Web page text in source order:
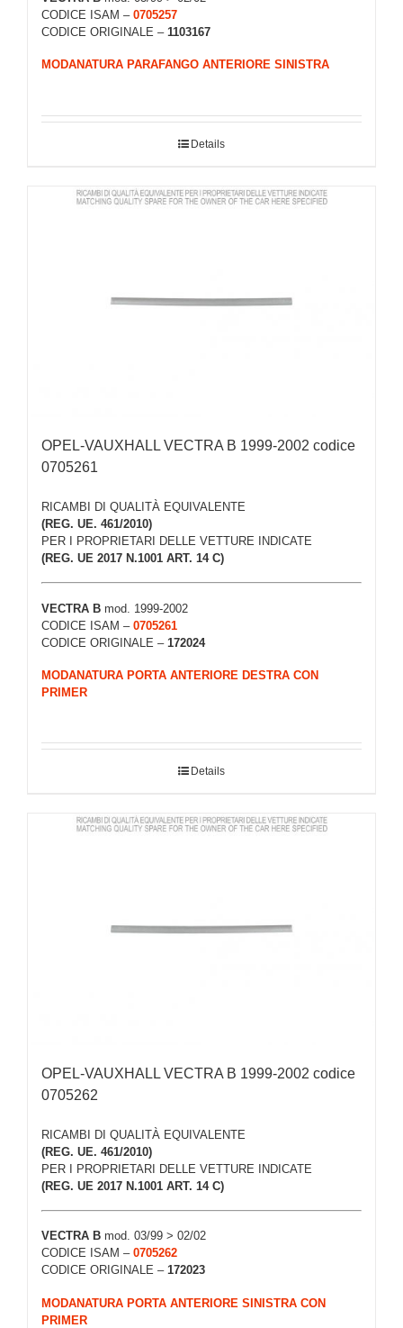
CODICE ISAM – 0705257
CODICE ORIGINALE – 1103167
MODANATURA PARAFANGO ANTERIORE SINISTRA
Details
OPEL-VAUXHALL VECTRA B 1999-2002 codice
0705261
RICAMBI DI QUALITÀ EQUIVALENTE
(REG. UE. 461/2010)
PER I PROPRIETARI DELLE VETTURE INDICATE
(REG. UE 2017 N.1001 ART. 14 C)
VECTRA B mod. 1999-2002
CODICE ISAM – 0705261
CODICE ORIGINALE – 172024
MODANATURA PORTA ANTERIORE DESTRA CON
PRIMER
Details
OPEL-VAUXHALL VECTRA B 1999-2002 codice
0705262
RICAMBI DI QUALITÀ EQUIVALENTE
(REG. UE. 461/2010)
PER I PROPRIETARI DELLE VETTURE INDICATE
(REG. UE 2017 N.1001 ART. 14 C)
VECTRA B mod. 03/99 > 02/02
CODICE ISAM – 0705262
CODICE ORIGINALE – 172023
MODANATURA PORTA ANTERIORE SINISTRA CON
PRIMER